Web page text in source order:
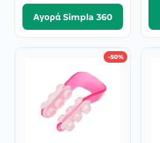
Αγορά Simpla 360
-50%